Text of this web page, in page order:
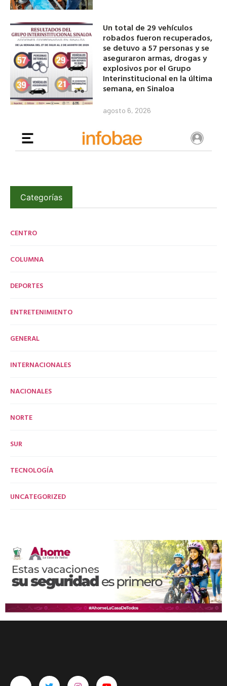
Un total de 29 vehículos
robados fueron recuperados,
se detuvo a 57 personas y se
aseguraron armas, drogas y
explosivos por el Grupo
Interinstitucional en la última
semana, en Sinaloa
agosto 6, 2026
Categorías
CENTRO
COLUMNA
DEPORTES
ENTRETENIMIENTO
GENERAL
INTERNACIONALES
NACIONALES
NORTE
SUR
TECNOLOGÍA
UNCATEGORIZED